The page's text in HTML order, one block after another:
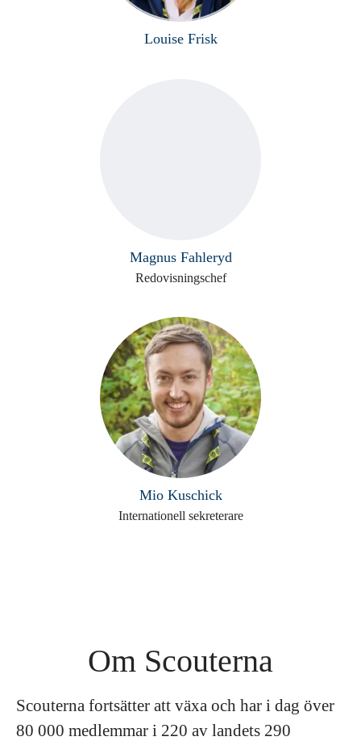
Louise Frisk
Magnus Fahleryd
Redovisningschef
Mio Kuschick
Internationell sekreterare
Om Scouterna
Scouterna fortsätter att växa och har i dag över
80 000 medlemmar i 220 av landets 290